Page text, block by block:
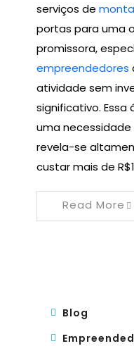
serviços de
portas para uma
promissora,
empreendedores
atividade sem
significativo.
uma
revela-se
custar mais de
Read More
Blog